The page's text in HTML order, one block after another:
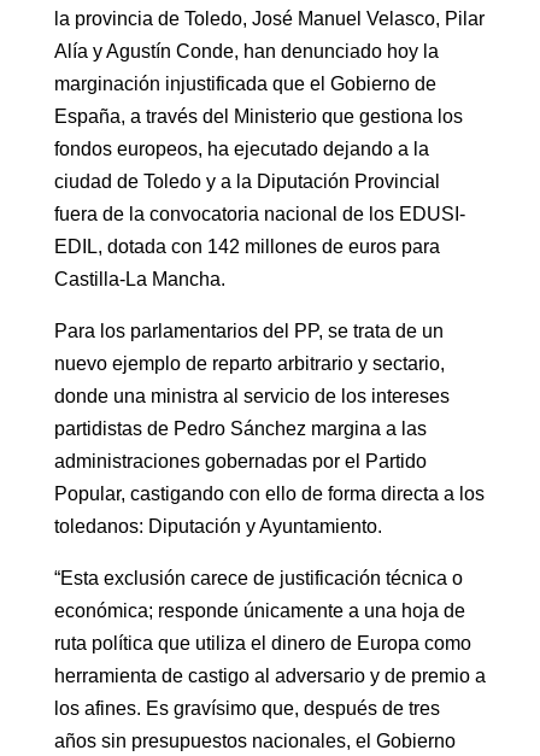
la provincia de Toledo, José Manuel Velasco, Pilar
Alía y Agustín Conde, han denunciado hoy la
marginación injustificada que el Gobierno de
España, a través del Ministerio que gestiona los
fondos europeos, ha ejecutado dejando a la
ciudad de Toledo y a la Diputación Provincial
fuera de la convocatoria nacional de los EDUSI-
EDIL, dotada con 142 millones de euros para
Castilla-La Mancha.
Para los parlamentarios del PP, se trata de un
nuevo ejemplo de reparto arbitrario y sectario,
donde una ministra al servicio de los intereses
partidistas de Pedro Sánchez margina a las
administraciones gobernadas por el Partido
Popular, castigando con ello de forma directa a los
toledanos: Diputación y Ayuntamiento.
“Esta exclusión carece de justificación técnica o
económica; responde únicamente a una hoja de
ruta política que utiliza el dinero de Europa como
herramienta de castigo al adversario y de premio a
los afines. Es gravísimo que, después de tres
años sin presupuestos nacionales, el Gobierno